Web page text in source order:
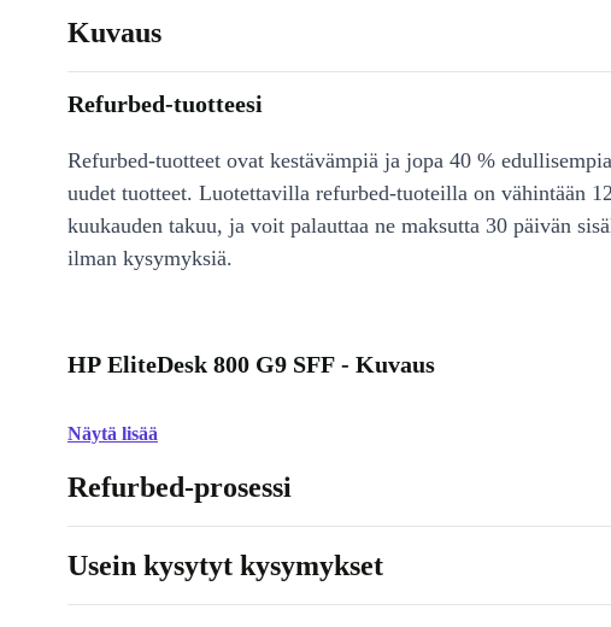
Kuvaus
Refurbed-tuotteesi
Refurbed-tuotteet ovat kestävämpiä ja jopa 40 %
uudet tuotteet. Luotettavilla refurbed-tuoteilla on vähintään 12
kuukauden takuu, ja voit palauttaa ne maksutta 30 päivän
ilman kysymyksiä.
HP EliteDesk 800 G9 SFF - Kuvaus
Näytä lisää
Refurbed-prosessi
Usein kysytyt kysymykset